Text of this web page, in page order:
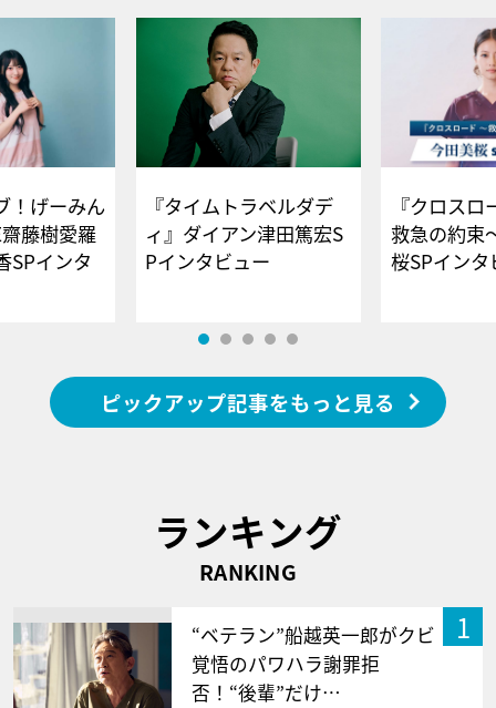
！げーみん
藤樹愛羅
SPインタ
『タイムトラベルダデ
ィ』ダイアン津田篤宏S
Pインタビュー
『クロス
救急の約束
桜SPイ
ピックアップ記事をもっと見る
ランキング
RANKING
1
“ベテラン”船越英一郎がクビ
覚悟のパワハラ謝罪拒
否！“後輩”だけ…